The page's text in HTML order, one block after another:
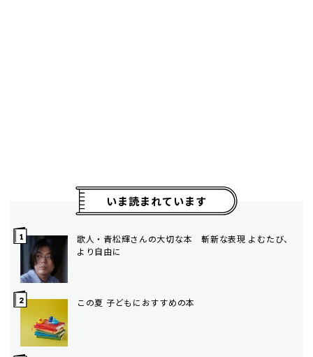
いま読まれています
歌人・青松輝さんの大切な本 斬新な表現 よむたび、
より自由に
この夏 子どもにおすすめの本